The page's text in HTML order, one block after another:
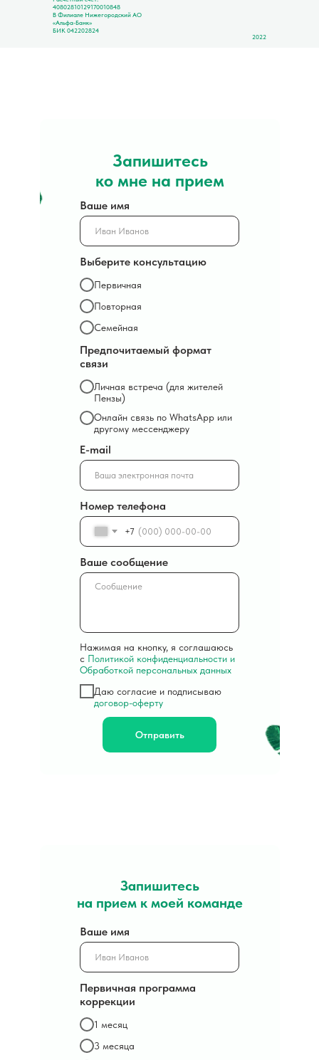
2022
40802810129170010848
В Филиале Нижегородский АО
«Альфа-Банк»
БИК 042202824
Запишитесь
ко мне на прием
Ваше имя
Выберите консультацию
Первичная
Повторная
Семейная
Предпочитаемый формат
связи
Личная встреча (для жителей
Пензы)
Онлайн связь по WhatsApp или
другому мессенджеру
E-mail
Номер телефона
+7
Ваше сообщение
Нажимая на кнопку, я соглашаюсь
с Политикой конфиденциальности и
Обработкой персональных данных
Даю согласие и подписываю
договор-оферту
Отправить
Запишитесь
на прием к моей команде
Ваше имя
Первичная программа
коррекции
1 месяц
3 месяца